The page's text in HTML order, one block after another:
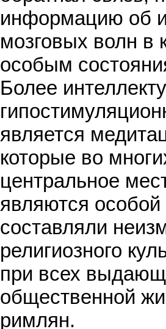
информацию об
мозговых волн в
особым
Более
является
которые во
центральное
являются
составляли
религиозного
при всех
общественной
римлян.